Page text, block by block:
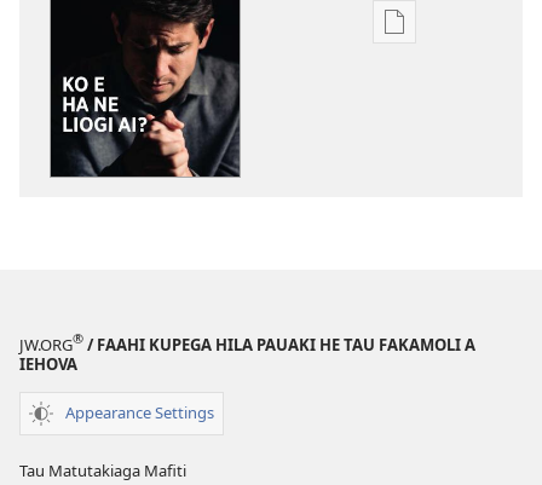
Tau
Ko e
JW.ORG® / FAAHI KUPEGA HILA PAUAKI HE TAU FAKAMOLI A
IEHOVA
Appearance Settings
Tau Matutakiaga Mafiti